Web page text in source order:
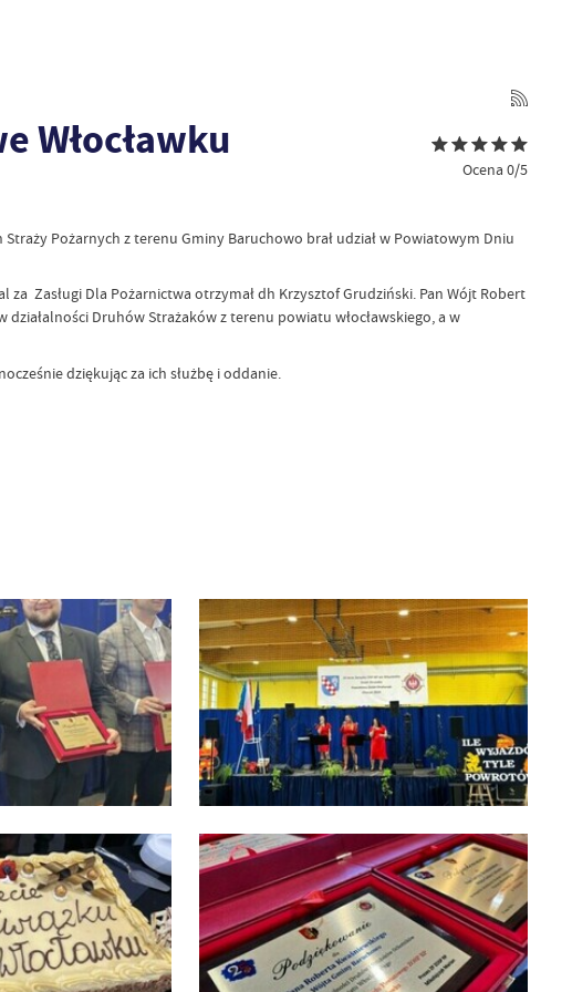
Włocławku
Ocena 0/5
Pożarnych z terenu Gminy Baruchowo brał udział w Powiatowym Dniu
za Zasługi Dla Pożarnictwa otrzymał dh Krzysztof Grudziński. Pan Wójt Robert
działalności Druhów Strażaków z terenu powiatu włocławskiego, a w
dziękując za ich służbę i oddanie.